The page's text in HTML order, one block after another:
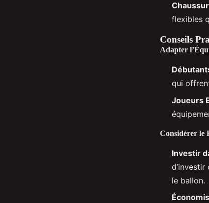
flexibles
Conseils
Adapter
qui
Joueurs
Considérer le
Investir
le ballon.